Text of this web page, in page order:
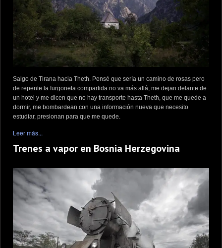
Salgo de Tirana hacia Theth. Pensé que sería un camino de rosas pero
de repente la furgoneta compartida no va más allá, me dejan delante de
un hotel y me dicen que no hay transporte hasta Theth, que me quede a
dormir, me bombardean con una información nueva que necesito
estudiar, presionan para que me quede.
Leer más...
Trenes a vapor en Bosnia Herzegovina